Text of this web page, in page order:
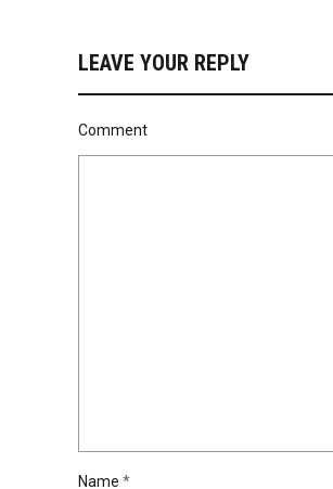
LEAVE YOUR REPLY
Comment
Name *